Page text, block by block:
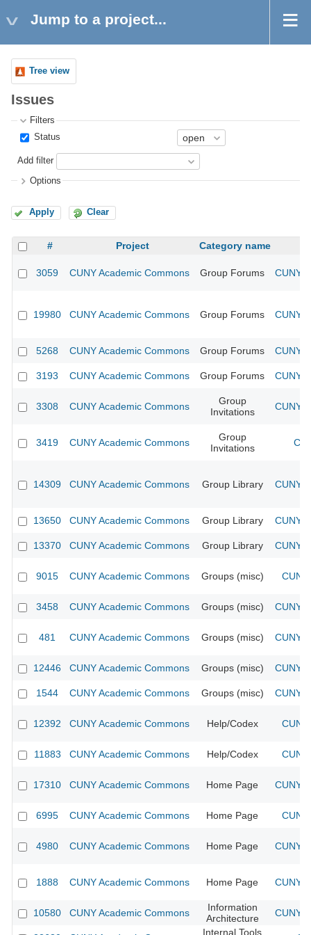
Jump to a project...
Tree view
Issues
Filters
Status
Add filter
Options
Apply Clear
# Project Category name
3059 CUNY Academic Commons Group Forums CUNY
19980 CUNY Academic Commons Group Forums CUNY
5268 CUNY Academic Commons Group Forums CUNY
3193 CUNY Academic Commons Group Forums CUNY
3308 CUNY Academic Commons
Group
Invitations
CUNY
3419 CUNY Academic Commons
Group
Invitations
14309 CUNY Academic Commons Group Library CUNY
13650 CUNY Academic Commons Group Library CUNY
13370 CUNY Academic Commons Group Library CUNY
9015 CUNY Academic Commons Groups (misc)
3458 CUNY Academic Commons Groups (misc) CUNY
481 CUNY Academic Commons Groups (misc) CUNY
12446 CUNY Academic Commons Groups (misc) CUNY
1544 CUNY Academic Commons Groups (misc) CUNY
12392 CUNY Academic Commons Help/Codex
11883 CUNY Academic Commons Help/Codex
17310 CUNY Academic Commons Home Page CUNY
6995 CUNY Academic Commons Home Page
4980 CUNY Academic Commons Home Page CUNY
1888 CUNY Academic Commons Home Page CUNY
10580 CUNY Academic Commons
Information
Architecture
CUNY
Internal Tools